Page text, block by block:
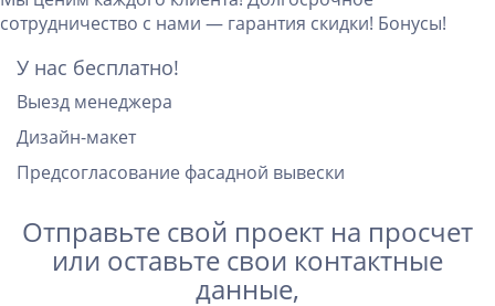
сотрудничество с нами — гарантия скидки! Бонусы!
У нас бесплатно!
Выезд менеджера
Дизайн-макет
Предсогласование фасадной вывески
Отправьте свой проект на просчет
или оставьте свои контактные
данные,